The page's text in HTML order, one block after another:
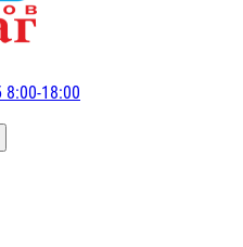
8:00-18:00